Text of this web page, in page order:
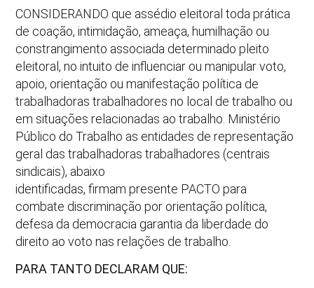
CONSIDERANDO que assédio eleitoral toda prática
de coação, intimidação, ameaça, humilhação ou
constrangimento associada determinado pleito
eleitoral, no intuito de influenciar ou manipular voto,
apoio, orientação ou manifestação política de
trabalhadoras trabalhadores no local de trabalho ou
em situações relacionadas ao trabalho. Ministério
Público do Trabalho as entidades de representação
geral das trabalhadoras trabalhadores (centrais
sindicais), abaixo
identificadas, firmam presente PACTO para
combate discriminação por orientação política,
defesa da democracia garantia da liberdade do
direito ao voto nas relações de trabalho.
PARA TANTO DECLARAM QUE: